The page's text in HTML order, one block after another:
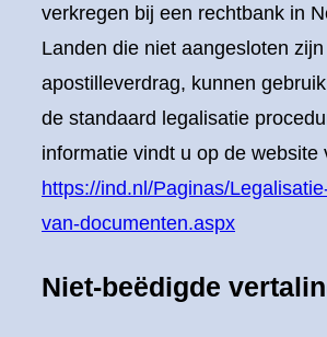
verkregen bij een rechtbank in
Landen die niet aangesloten
apostilleverdrag, kunnen
de standaard legalisatie
informatie vindt u op de website
https://ind.nl/Paginas/
van-documenten.aspx
Niet-beëdigde